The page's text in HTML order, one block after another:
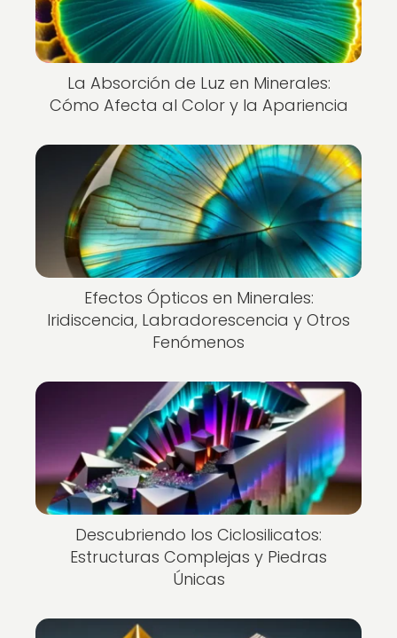
La Absorción de Luz en Minerales:
Cómo Afecta al Color y la Apariencia
Efectos Ópticos en Minerales:
Iridiscencia, Labradorescencia y Otros
Fenómenos
Descubriendo los Ciclosilicatos:
Estructuras Complejas y Piedras
Únicas